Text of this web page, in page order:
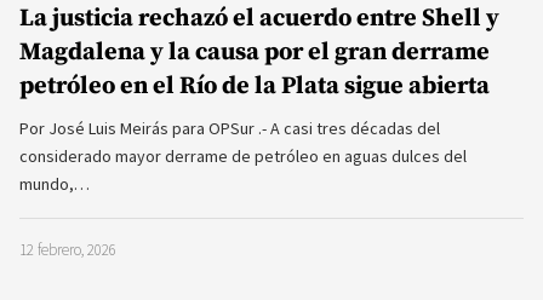
La justicia rechazó el acuerdo entre Shell y
Magdalena y la causa por el gran derrame
petróleo en el Río de la Plata sigue abierta
Por José Luis Meirás para OPSur .- A casi tres décadas del
considerado mayor derrame de petróleo en aguas dulces del
mundo,…
12 febrero, 2026